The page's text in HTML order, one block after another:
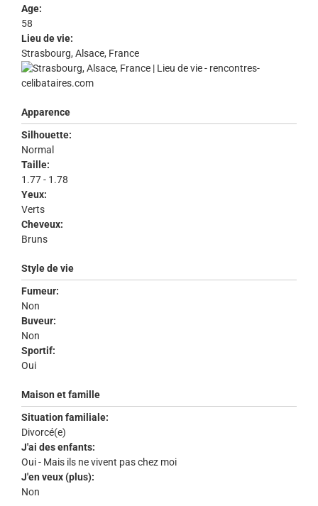
Age:
58
Lieu de vie:
Strasbourg, Alsace, France
Apparence
Silhouette:
Normal
Taille:
1.77 - 1.78
Yeux:
Verts
Cheveux:
Bruns
Style de vie
Fumeur:
Non
Buveur:
Non
Sportif:
Oui
Maison et famille
Situation familiale:
Divorcé(e)
J'ai des enfants:
Oui - Mais ils ne vivent pas chez moi
J'en veux (plus):
Non